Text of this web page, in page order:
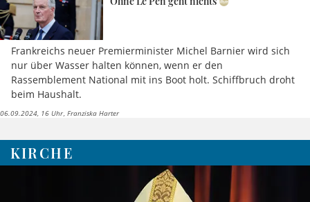
Frankreichs neuer Premierminister Michel Barnier wird sich
nur über Wasser halten können, wenn er den
Rassemblement National mit ins Boot holt. Schiffbruch droht
beim Haushalt.
06.09.2024, 16 Uhr Franziska Harter
KIRCHE